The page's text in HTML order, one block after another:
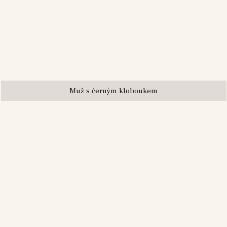
Muž s černým kloboukem